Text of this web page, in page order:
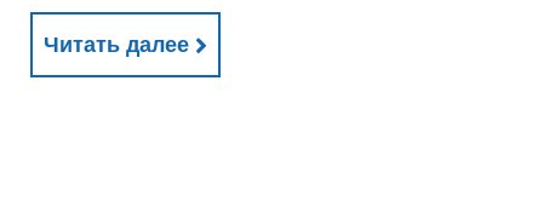
Читать далее